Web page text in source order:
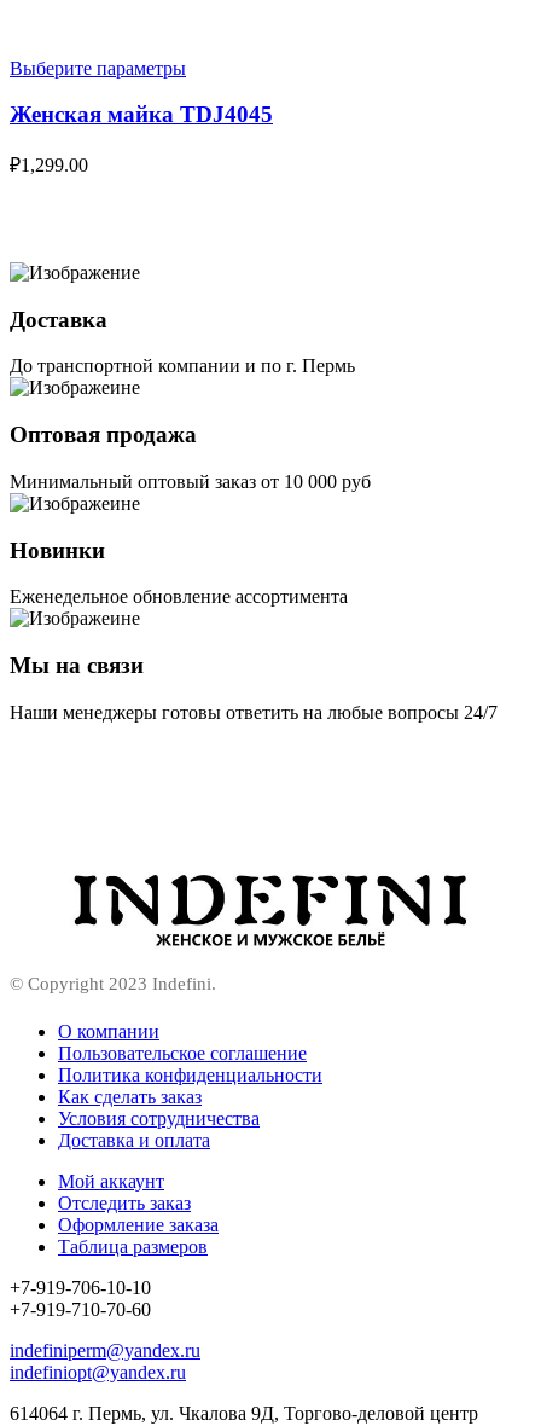
Выберите параметры
Женская майка TDJ4045
₽1,299.00
Доставка
До транспортной компании и по г. Пермь
Оптовая продажа
Минимальный оптовый заказ от 10 000 руб
Новинки
Еженедельное обновление ассортимента
Мы на связи
Наши менеджеры готовы ответить на любые вопросы 24/7
© Copyright 2023 Indefini.
О компании
Пользовательское соглашение
Политика конфиденциальности
Как сделать заказ
Условия сотрудничества
Доставка и оплата
Мой аккаунт
Отследить заказ
Оформление заказа
Таблица размеров
+7-919-706-10-10
+7-919-710-70-60
indefiniperm@yandex.ru
indefiniopt@yandex.ru
614064 г. Пермь, ул. Чкалова 9Д, Торгово-деловой центр